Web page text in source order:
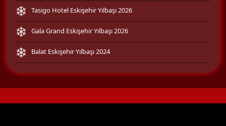
Tasigo Hotel Eskişehir Yılbaşı 2026
Gala Grand Eskişehir Yılbaşı 2026
Balat Eskişehir Yılbaşı 2024